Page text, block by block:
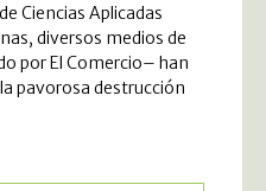
Ciencias Aplicadas
diversos medios de
por El Comercio– han
pavorosa destrucción